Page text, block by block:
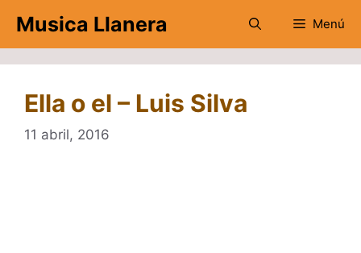
contenido
Musica Llanera Menú
Ella o el – Luis Silva
11 abril, 2016